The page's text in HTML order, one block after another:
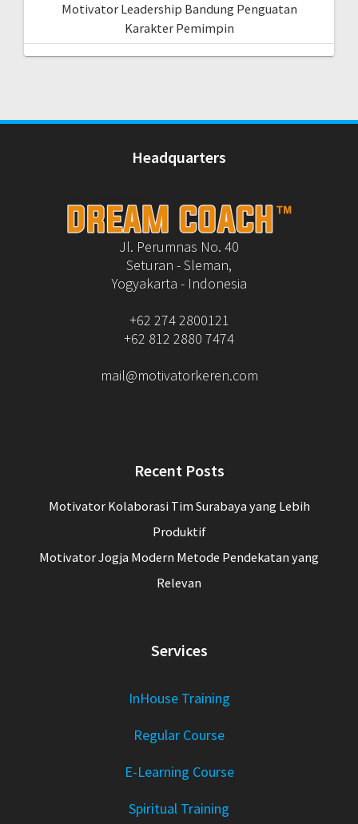
Motivator Leadership Bandung Penguatan
Karakter Pemimpin
Headquarters
Jl. Perumnas No. 40
Seturan - Sleman,
Yogyakarta - Indonesia
+62 274 2800121
+62 812 2880 7474
mail@motivatorkeren.com
Recent Posts
Motivator Kolaborasi Tim Surabaya yang Lebih
Produktif
Motivator Jogja Modern Metode Pendekatan yang
Relevan
Services
InHouse Training
Regular Course
E-Learning Course
Spiritual Training